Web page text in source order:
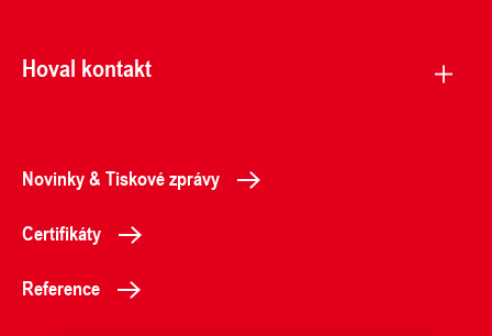
Hoval kontakt
Novinky & Tiskové zprávy
Certifikáty
Reference